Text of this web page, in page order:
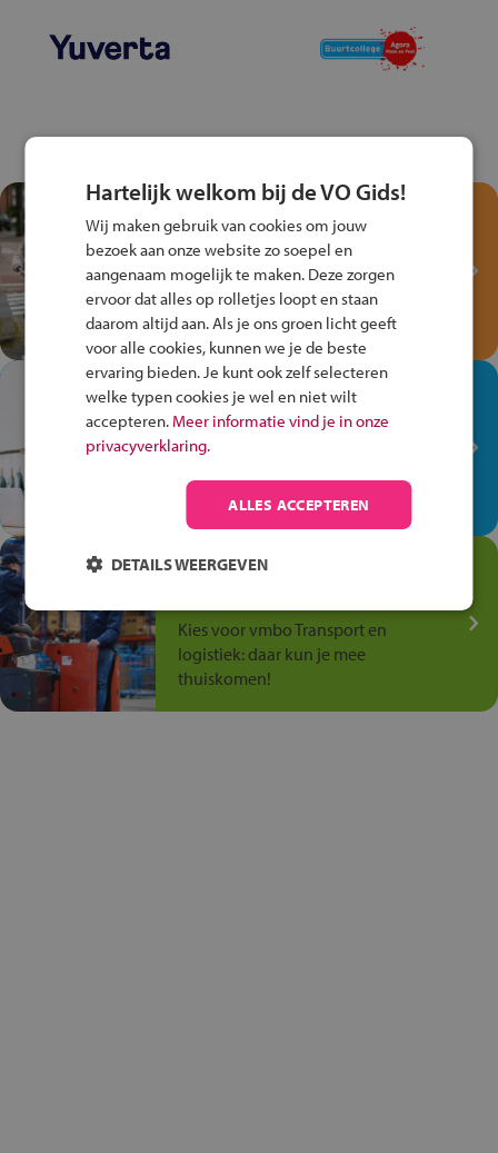
Test je kennis met het
Fiets Veilig
Verkeersspel!
Speel het Fiets Veilig Verkeersspel
en win een Cortina-fiets!
In de winkel ben je op je
plek!
Ontdek via het vmbo jouw talent
op de winkelvloer, waar elke dag
anders is!
Jouw talent in de
Kies voor vmbo Transport en
logistiek: daar kun je mee
thuiskomen!
Hartelijk welkom bij de VO Gids!
Wij maken gebruik van cookies om jouw
bezoek aan onze website zo soepel en
aangenaam mogelijk te maken. Deze zorgen
ervoor dat alles op rolletjes loopt en staan
daarom altijd aan. Als je ons groen licht geeft
voor alle cookies, kunnen we je de beste
ervaring bieden. Je kunt ook zelf selecteren
welke typen cookies je wel en niet wilt
accepteren. Meer informatie vind je in onze
privacyverklaring.
ALLES ACCEPTEREN
DETAILS WEERGEVEN